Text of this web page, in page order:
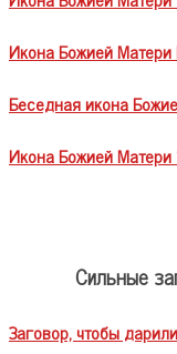
Икона Божией
Беседная икона
Икона Божией Матери
Сильные
Заговор, чтобы